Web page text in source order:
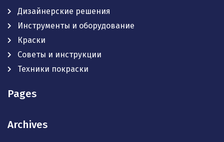
Дизайнерские решения
Инструменты и оборудование
Краски
Советы и инструкции
Техники покраски
Pages
Archives